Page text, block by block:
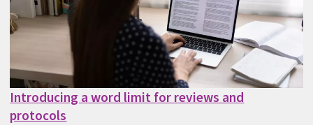
Introducing a word limit for reviews and
protocols